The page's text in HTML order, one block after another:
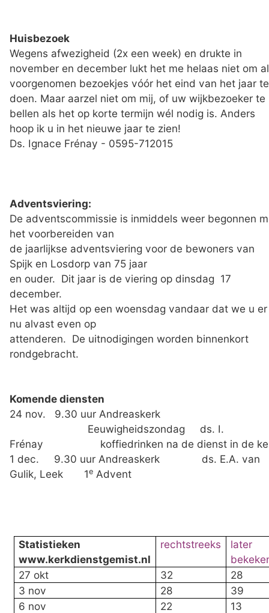
Huisbezoek
Wegens afwezigheid (2x een week) en drukte in
november en december lukt het me helaas niet om
voorgenomen bezoekjes vóór het eind van het jaar te
doen. Maar aarzel niet om mij, of uw wijkbezoeker te
bellen als het op korte termijn wél nodig is. Anders
hoop ik u in het nieuwe jaar te zien!
Ds. Ignace Frénay - 0595-712015
Adventsviering:
De adventscommissie is inmiddels weer begonnen
het voorbereiden van
de jaarlijkse adventsviering voor de bewoners van
Spijk en Losdorp van 75 jaar
en ouder. Dit jaar is de viering op dinsdag 17
december.
Het was altijd op een woensdag vandaar dat we u er
nu alvast even op
attenderen. De uitnodigingen worden binnenkort
rondgebracht.
Komende diensten
24 nov. 9.30 uur Andreaskerk
Eeuwigheidszondag ds. I.
Frénay koffiedrinken na de dienst in de
1 dec. 9.30 uur Andreaskerk ds. E.A. van
Gulik, Leek 1e Advent
Statistieken
www.kerkdienstgemist.nl
rechtstreeks
later
27 okt
32
28
3 nov
28
39
6 nov
22
13